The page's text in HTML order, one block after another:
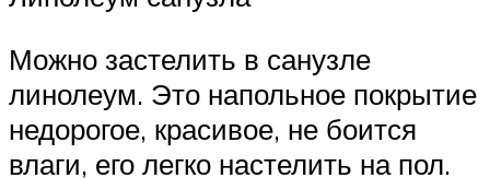
Можно застелить в санузле
линолеум. Это напольное покрытие
недорогое, красивое, не боится
влаги, его легко настелить на пол.